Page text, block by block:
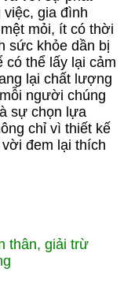
gia đình
mỏi, ít có thời
sức khỏe dần bị
có thể lấy lại cảm
lại chất lượng
người chúng
sự chọn lựa
chỉ vì thiết kế
đem lại thích
thân, giải trừ